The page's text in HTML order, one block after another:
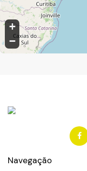
+
−
Navegação